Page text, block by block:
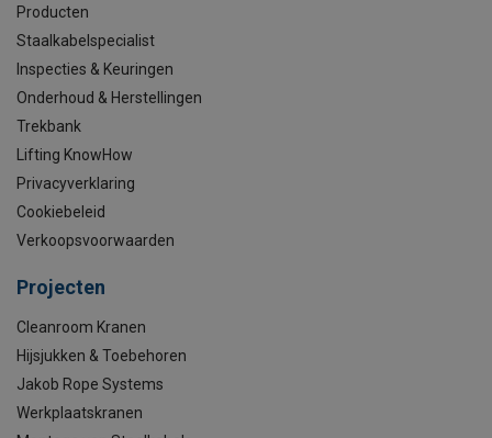
Producten
Staalkabelspecialist
Inspecties & Keuringen
Onderhoud & Herstellingen
Trekbank
Lifting KnowHow
Privacyverklaring
Cookiebeleid
Verkoopsvoorwaarden
Projecten
Cleanroom Kranen
Hijsjukken & Toebehoren
Jakob Rope Systems
Werkplaatskranen